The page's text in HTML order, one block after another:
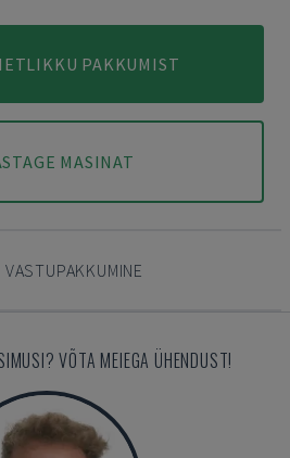
PAKKUMIST
MASINAT
VASTUPAKKUMINE
VÕTA MEIEGA ÜHENDUST!